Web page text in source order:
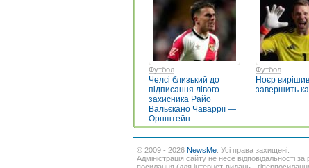
Футбол
Челсі близький до
підписання лівого
захисника Райо
Вальєкано Чаваррії —
Орнштейн
Футбол
Ноєр
завершить
© 2009 - 2026 NewsMe . Усі права захищені.
Адміністрація сайту не несе відповідальності